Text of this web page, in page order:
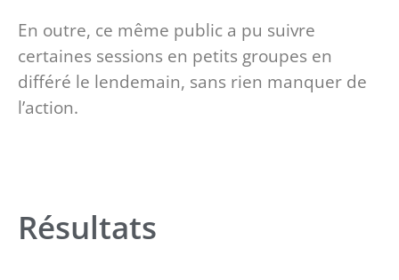
En outre, ce même public a pu suivre
certaines sessions en petits groupes en
différé le lendemain, sans rien manquer de
l’action.
Résultats